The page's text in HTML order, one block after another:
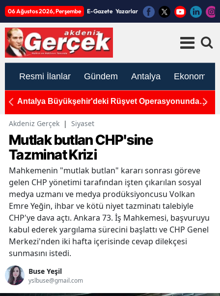
06 Ağustos 2026, Perşembe E-Gazete Yazarlar
Resmi İlanlar Gündem Antalya Ekonomi
Antalya Büyükşehir'deki Rüşvet Operasyonunda
Akdeniz Gerçek | Siyaset
Mutlak butlan CHP'sine
Tazminat Krizi
Mahkemenin "mutlak butlan" kararı sonrası göreve
gelen CHP yönetimi tarafından işten çıkarılan sosyal
medya uzmanı ve medya prodüksiyoncusu Volkan
Emre Yeğin, ihbar ve kötü niyet tazminatı talebiyle
CHP'ye dava açtı. Ankara 73. İş Mahkemesi, başvuruyu
kabul ederek yargılama sürecini başlattı ve CHP Genel
Merkezi'nden iki hafta içerisinde cevap dilekçesi
sunmasını istedi.
Buse Yeşil
yslbuse@gmail.com